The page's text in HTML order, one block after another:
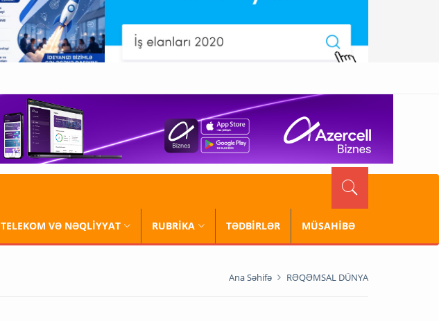
TELEKOM VƏ NƏQLİYYAT RUBRİKA TƏDBİRLƏR MÜSAHİBƏ
Ana Səhifə RƏQƏMSAL DÜNYA